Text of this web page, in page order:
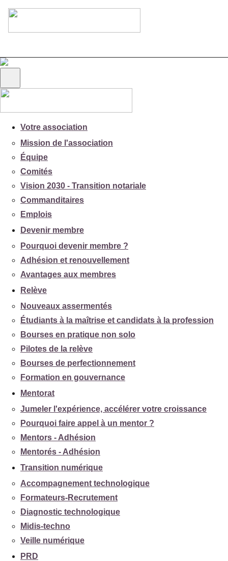
Votre association
Mission de l'association
Équipe
Comités
Vision 2030 - Transition notariale
Commanditaires
Emplois
Devenir membre
Pourquoi devenir membre ?
Adhésion et renouvellement
Avantages aux membres
Relève
Nouveaux assermentés
Étudiants à la maîtrise et candidats à la profession
Bourses en pratique non solo
Pilotes de la relève
Bourses de perfectionnement
Formation en gouvernance
Mentorat
Jumeler l'expérience, accélérer votre croissance
Pourquoi faire appel à un mentor ?
Mentors - Adhésion
Mentorés - Adhésion
Transition numérique
Accompagnement technologique
Formateurs-Recrutement
Diagnostic technologique
Midis-techno
Veille numérique
PRD